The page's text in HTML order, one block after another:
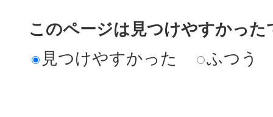
このページは見つけやすかった
見つけやすかった
ふつう